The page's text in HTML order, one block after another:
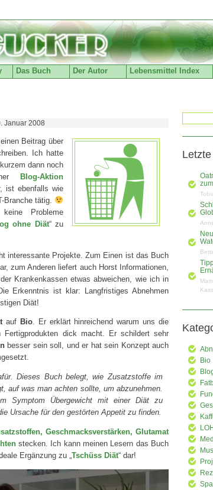
Das Buch Der Autor Lebensmittel Index
Januar 2008
Beitrag über
Ich hatte
dann noch
Blog-Aktion
ist ebenfalls wie
Branche tätig.
Probleme
ohne Diät“ zu
interessante Projekte. Zum Einen ist das Buch
zum Anderen liefert auch Horst Informationen,
Krankenkassen etwas abweichen, wie ich in
Erkenntnis ist klar: Langfristiges Abnehmen
Diät!
auf Bio. Er erklärt hinreichend warum uns die
Fertigprodukten dick macht. Er schildert sehr
besser sein soll, und er hat sein Konzept auch
Dieses Buch belegt, wie Zusatzstoffe im
auf was man achten sollte, um abzunehmen.
Symptom Übergewicht mit einer Diät zu
Ursache für den gestörten Appetit zu finden.
Geschmacksverstärken, Glutamat
stecken. Ich kann meinen Lesern das Buch
Ergänzung zu „ Tschüss Diät“ dar!
Bio